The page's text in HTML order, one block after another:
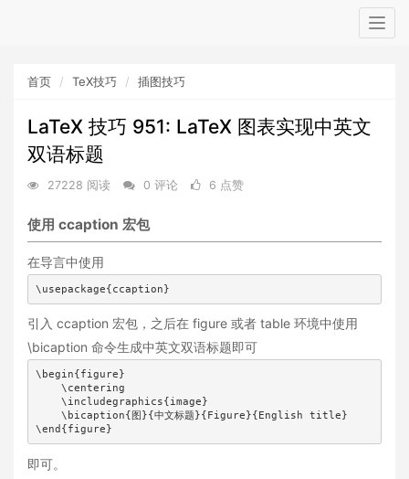
首页 TeX技巧 插图技巧
LaTeX 技巧 951: LaTeX 图表实现中英文
双语标题
27228 阅读 0 评论 6 点赞
使用 ccaption 宏包
在导言中使用
\usepackage{ccaption}
引入 ccaption 宏包，之后在 figure 或者 table 环境中使用
\bicaption 命令生成中英文双语标题即可
\begin{figure}
\centering
\includegraphics{image}
\bicaption{图}{中文标题}{Figure}{English title}
\end{figure}
即可。